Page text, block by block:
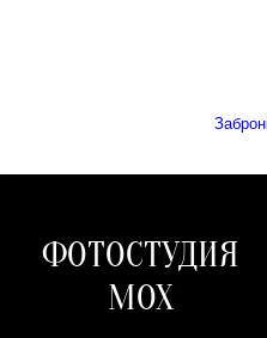
ФОТОСТУДИЯ
МОХ